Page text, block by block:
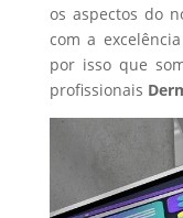
os aspectos do
com a
por isso que
profissionais